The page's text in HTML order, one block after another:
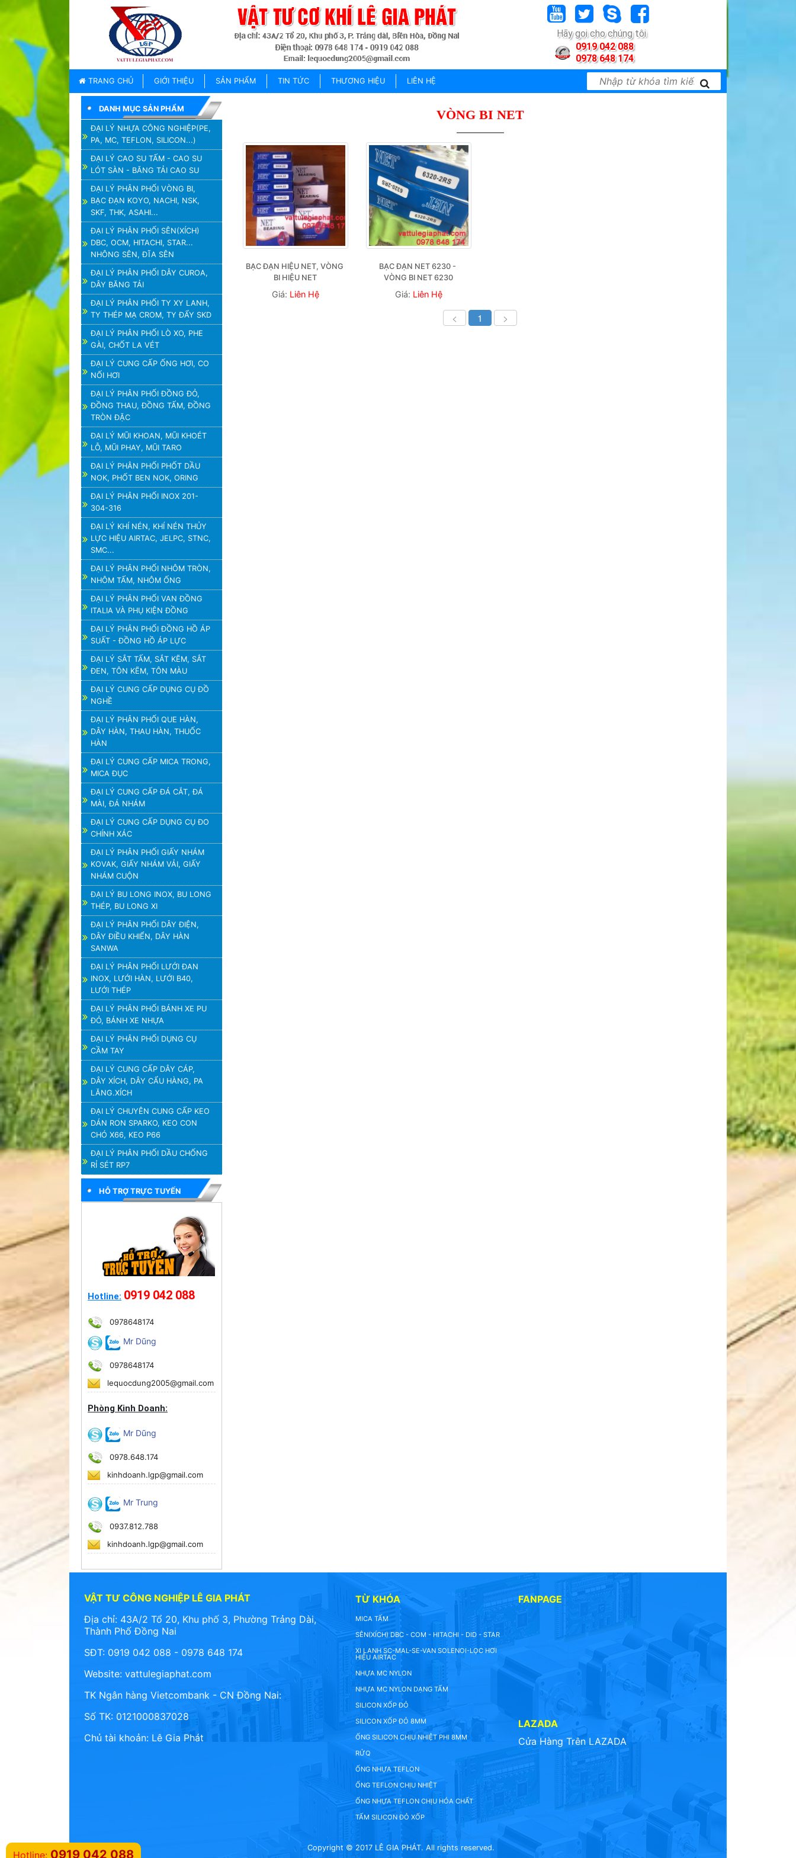
Hãy gọi cho chúng tôi
0919 042 088
0978 648 174
TRANG CHỦ GIỚI THIỆU SẢN PHẨM TIN TỨC THƯƠNG HIỆU LIÊN HỆ
TRANG
CHỦ
SẢN
PHẨM
THƯƠNG
TIN
TỨC
DANH MỤC SẢN PHẨM
ĐẠI LÝ NHỰA CÔNG NGHIỆP(PE,
PA, MC, TEFLON, SILICON...)
ĐẠI LÝ CAO SU TẤM - CAO SU
LÓT SÀN - BĂNG TẢI CAO SU
ĐẠI LÝ PHÂN PHỐI VÒNG BI,
BẠC ĐẠN KOYO, NACHI, NSK,
SKF, THK, ASAHI...
ĐẠI LÝ PHÂN PHỐI SÊN(XÍCH)
DBC, OCM, HITACHI, STAR...
NHÔNG SÊN, ĐĨA SÊN
ĐẠI LÝ PHÂN PHỐI DÂY CUROA,
DÂY BĂNG TẢI
ĐẠI LÝ PHÂN PHỐI TY XY LANH,
TY THÉP MẠ CROM, TY ĐẨY SKD
ĐẠI LÝ PHÂN PHỐI LÒ XO, PHE
GÀI, CHỐT LA VÉT
ĐẠI LÝ CUNG CẤP ỐNG HƠI, CO
NỐI HƠI
ĐẠI LÝ PHÂN PHỐI ĐỒNG ĐỎ,
ĐỒNG THAU, ĐỒNG TẤM, ĐỒNG
TRÒN ĐẶC
ĐẠI LÝ MŨI KHOAN, MŨI KHOÉT
LỖ, MŨI PHAY, MŨI TARO
ĐẠI LÝ PHÂN PHỐI PHỐT DẦU
NOK, PHỐT BEN NOK, ORING
ĐẠI LÝ PHÂN PHỐI INOX 201-
304-316
ĐẠI LÝ KHÍ NÉN, KHÍ NÉN THỦY
LỰC HIỆU AIRTAC, JELPC, STNC,
SMC...
ĐẠI LÝ PHÂN PHỐI NHÔM TRÒN,
NHÔM TẤM, NHÔM ỐNG
ĐẠI LÝ PHÂN PHỐI VAN ĐỒNG
ITALIA VÀ PHỤ KIỆN ĐỒNG
ĐẠI LÝ PHÂN PHỐI ĐỒNG HỒ ÁP
SUẤT - ĐỒNG HỒ ÁP LỰC
ĐẠI LÝ SẮT TẤM, SẮT KẼM, SẮT
ĐEN, TÔN KẼM, TÔN MÀU
ĐẠI LÝ CUNG CẤP DỤNG CỤ ĐỒ
NGHỀ
ĐẠI LÝ PHÂN PHỐI QUE HÀN,
DÂY HÀN, THAU HÀN, THUỐC
HÀN
ĐẠI LÝ CUNG CẤP MICA TRONG,
MICA ĐỤC
ĐẠI LÝ CUNG CẤP ĐÁ CẮT, ĐÁ
MÀI, ĐÁ NHÁM
ĐẠI LÝ CUNG CẤP DỤNG CỤ ĐO
CHÍNH XÁC
ĐẠI LÝ PHÂN PHỐI GIẤY NHÁM
KOVAK, GIẤY NHÁM VẢI, GIẤY
NHÁM CUỘN
ĐẠI LÝ BU LONG INOX, BU LONG
THÉP, BU LONG XI
ĐẠI LÝ PHÂN PHỐI DÂY ĐIỆN,
DÂY ĐIỀU KHIỂN, DÂY HÀN
SANWA
ĐẠI LÝ PHÂN PHỐI LƯỚI ĐAN
INOX, LƯỚI HÀN, LƯỚI B40,
LƯỚI THÉP
ĐẠI LÝ PHÂN PHỐI BÁNH XE PU
ĐỎ, BÁNH XE NHỰA
ĐẠI LÝ PHÂN PHỐI DỤNG CỤ
CẦM TAY
ĐẠI LÝ CUNG CẤP DÂY CÁP,
DÂY XÍCH, DÂY CẨU HÀNG, PA
LĂNG.XÍCH
ĐẠI LÝ CHUYÊN CUNG CẤP KEO
DÁN RON SPARKO, KEO CON
CHÓ X66, KEO P66
ĐẠI LÝ PHÂN PHỐI DẦU CHỐNG
RỈ SÉT RP7
HỖ TRỢ TRỰC TUYẾN
Hotline: 0919 042 088
0978648174
Mr Dũng
0978648174
lequocdung2005@gmail.com
Phòng Kinh Doanh:
Mr Dũng
0978.648.174
kinhdoanh.lgp@gmail.com
Mr Trung
0937.812.788
kinhdoanh.lgp@gmail.com
VÒNG BI NET
BẠC ĐẠN HIỆU NET, VÒNG
BI HIỆU NET
Giá: Liên Hệ
BẠC ĐẠN NET 6230 -
VÒNG BI NET 6230
Giá: Liên Hệ
< 1 >
VẬT TƯ CÔNG NGHIỆP LÊ GIA PHÁT
Địa chỉ: 43A/2 Tổ 20, Khu phố 3, Phường Trảng Dài,
Thành Phố Đồng Nai
SĐT: 0919 042 088 - 0978 648 174
Website: vattulegiaphat.com
TK Ngân hàng Vietcombank - CN Đồng Nai:
Số TK: 0121000837028
Chủ tài khoản: Lê Gia Phát
TỪ KHÓA
MICA TẤM
SÊN(XÍCH) DBC - COM - HITACHI - DID - STAR
XI LANH SC-MAL-SE-VAN SOLENOI-LỌC HƠI
HIỆU AIRTAC
NHỰA MC NYLON
NHỰA MC NYLON DẠNG TẤM
SILICON XỐP ĐỎ
SILICON XỐP ĐỎ 8MM
ỐNG SILICON CHỊU NHIỆT PHI 8MM
RỬQ
ỐNG NHỰA TEFLON
ỐNG TEFLON CHỊU NHIỆT
ỐNG NHỰA TEFLON CHỊU HÓA CHẤT
TẤM SILICON ĐỎ XỐP
FANPAGE
LAZADA
Cửa Hàng Trên LAZADA
Copyright © 2017 LÊ GIA PHÁT. All rights reserved.
Hotline: 0919 042 088